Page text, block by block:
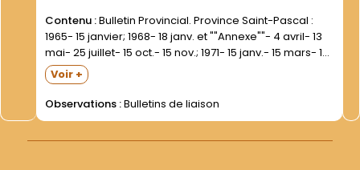
Contenu :Bulletin Provincial. Province Saint-Pascal :
1965- 15 janvier; 1968- 18 janv. et ""Annexe""- 4 avril- 13
mai- 25 juillet- 15 oct.- 15 nov.; 1971- 15 janv.- 15 mars- 15
avril- 15 juin. Dans une grande enveloppe.| La vie des
Frères...
Voir +
Observations :Bulletins de liaison